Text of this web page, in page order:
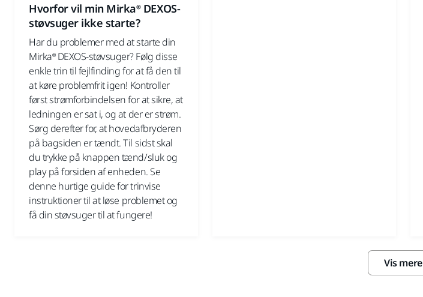
Hvorfor vil min Mirka® DEXOS-
støvsuger ikke starte?
Har du problemer med at starte din
Mirka® DEXOS-støvsuger? Følg disse
enkle trin til fejlfinding for at få den til
at køre problemfrit igen! Kontroller
først strømforbindelsen for at sikre, at
ledningen er sat i, og at der er strøm.
Sørg derefter for, at hovedafbryderen
på bagsiden er tændt. Til sidst skal
du trykke på knappen tænd/sluk og
play på forsiden af enheden. Se
denne hurtige guide for trinvise
instruktioner til at løse problemet og
få din støvsuger til at fungere!
Vis mere